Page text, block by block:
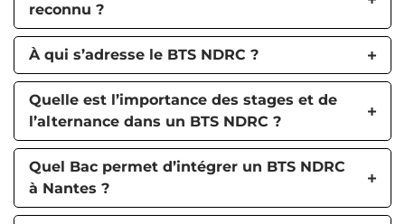
reconnu ?
À qui s’adresse le BTS NDRC ?
Quelle est l’importance des stages et de
l’alternance dans un BTS NDRC ?
Quel Bac permet d’intégrer un BTS NDRC
à Nantes ?